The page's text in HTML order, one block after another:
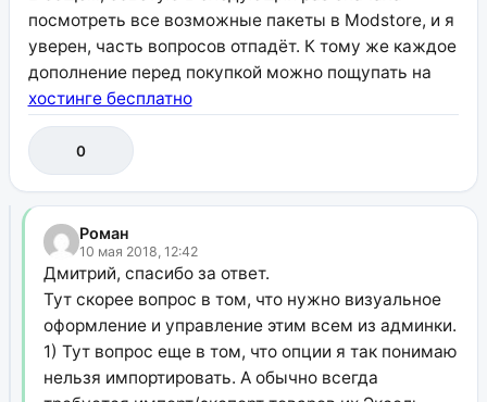
посмотреть все возможные пакеты в Modstore, и я
уверен, часть вопросов отпадёт. К тому же каждое
дополнение перед покупкой можно пощупать на
хостинге бесплатно
0
Роман
10 мая 2018, 12:42
Дмитрий, спасибо за ответ.
Тут скорее вопрос в том, что нужно визуальное
оформление и управление этим всем из админки.
1) Тут вопрос еще в том, что опции я так понимаю
нельзя импортировать. А обычно всегда